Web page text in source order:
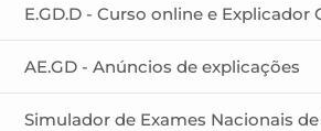
E.GD.D - Curso online e Explicador
AE.GD - Anúncios de explicações
Simulador de Exames Nacionais de